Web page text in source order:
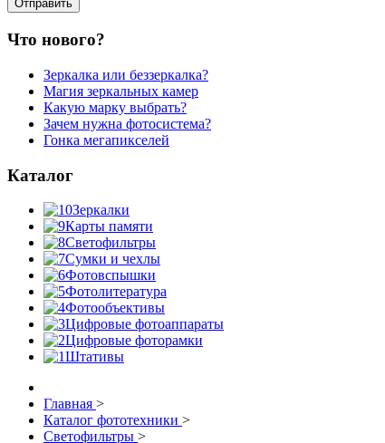
Что нового?
Зеркалка или беззеркалка?
Магия зеркальных камер
Какую марку выбрать?
Зачем нужна фотосистема?
Гонка мегапикселей
Каталог
Зеркалки
Карты памяти
Светофильтры
Сумки и чехлы
Фотовспышки
Фотолитература
Фотообъективы
Цифровые фотоаппараты
Цифровые фоторамки
Штативы
Главная >
Каталог фототехники >
Светофильтры >